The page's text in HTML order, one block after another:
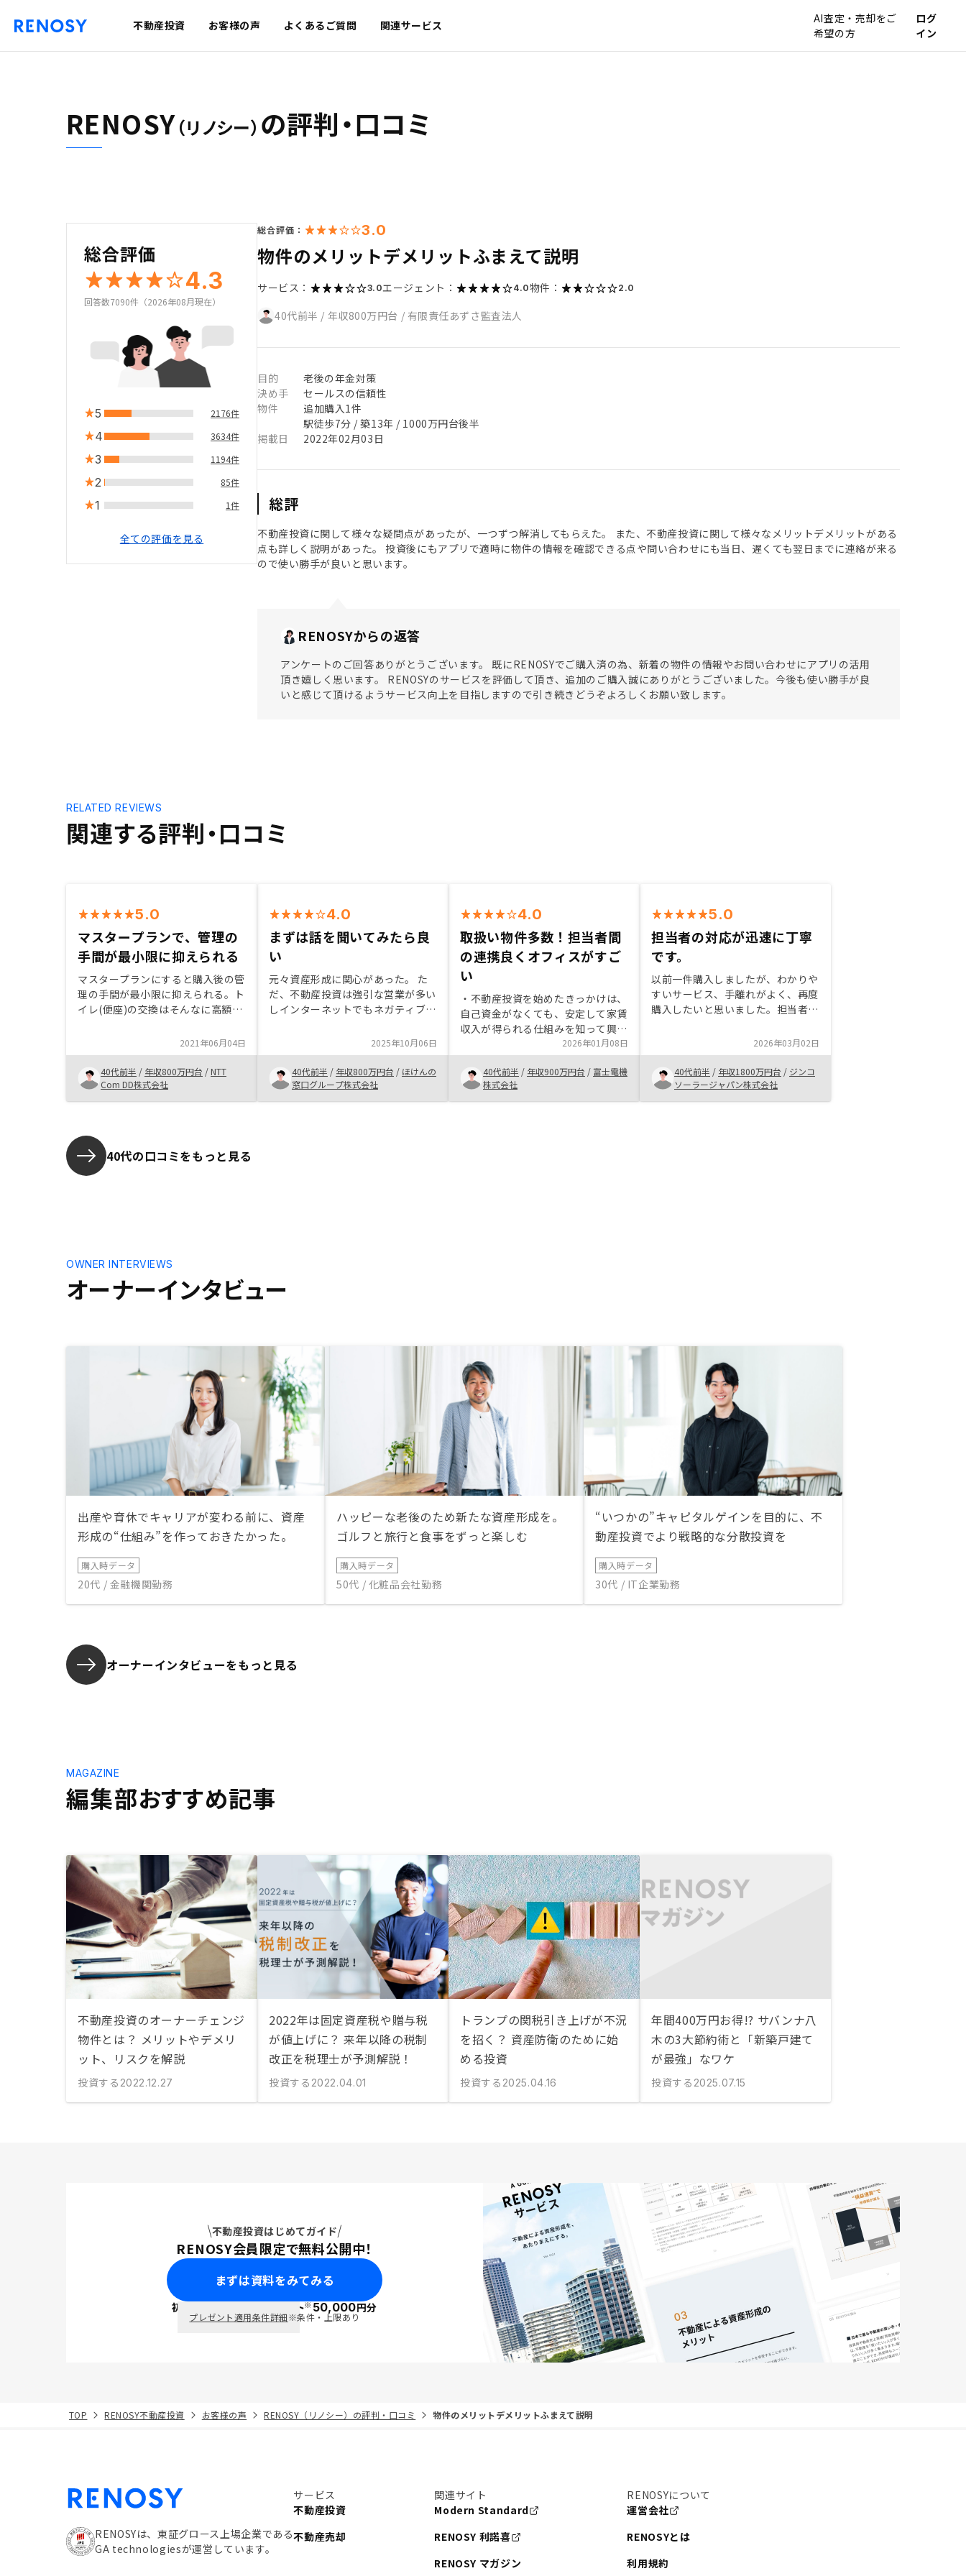
不動産投資 お客様の声 よくあるご質問 関連サービス
AI査定・売却をご
希望の方
ログ
イン
RENOSY（リノシー） の評判・口コミ
総合評価
4.3
回答数7090件（2026年08月現在）
5 2176件
4 3634件
3 1194件
2 85件
1 1件
全ての評価を見る
総合評価： 3.0
物件のメリットデメリットふまえて説明
サービス： 3.0エージェント： 4.0物件： 2.0
40代前半 / 年収800万円台 / 有限責任あずさ監査法人
目的
老後の年金対策
決め手
セールスの信頼性
物件
追加購入1件
駅徒歩7分 / 築13年 / 1000万円台後半
掲載日
2022年02月03日
総評
不動産投資に関して様々な疑問点があったが、一つずつ解消してもらえた。 また、不動産投資に関して様々なメリットデメリットがある
点も詳しく説明があった。 投資後にもアプリで適時に物件の情報を確認できる点や問い合わせにも当日、遅くても翌日までに連絡が来る
ので使い勝手が良いと思います。
RENOSYからの返答
アンケートのご回答ありがとうございます。 既にRENOSYでご購入済の為、新着の物件の情報やお問い合わせにアプリの活用
頂き嬉しく思います。 RENOSYのサービスを評価して頂き、追加のご購入誠にありがとうございました。今後も使い勝手が良
いと感じて頂けるようサービス向上を目指しますので引き続きどうぞよろしくお願い致します。
関連する評判・口コミ
RELATED REVIEWS
5.0
マスタープランで、管理の
手間が最小限に抑えられる
マスタープランにすると購入後の管
理の手間が最小限に抑えられる。ト
イレ(便座)の交換はそんなに高額で
2021年06月04日
40代前半 / 年収800万円台 /NTT
Com DD株式会社
4.0
まずは話を聞いてみたら良
い
元々資産形成に関心があった。 た
だ、不動産投資は強引な営業が多い
しインターネットでもネガティブな
今回は試しにリノシーの話を聞いて
みたら懸念していた点（特に空室リ
スク）を回避するプランがあるとわ
かったので安心できた。
2025年10月06日
40代前半 / 年収800万円台 / ほけんの
窓口グループ株式会社
4.0
取扱い物件多数！担当者間
の連携良くオフィスがすご
い
・不動産投資を始めたきっかけは、
自己資金がなくても、安定して家賃
収入が得られる仕組みを知って興味
がわいたため。また現在、不動産価
値が高まっているため、始めるなら
早いうちの方が良いと思ったため。
・RENOSYで決めた理由は、不動産
投資業界では物件数や売買実績が多
2026年01月08日
40代前半 / 年収900万円台 / 富士電機
株式会社
5.0
担当者の対応が迅速に丁寧
です。
以前一件購入しましたが、わかりや
すいサービス、手離れがよく、再度
購入したいと思いました。担当者の
た結果、契約を決めさせていただき
ました。 サービスの内容がよく、
キャンペーンなどもありました。
2026年03月02日
40代前半 / 年収1800万円台 / ジンコ
ソーラージャパン株式会社
40代の口コミをもっと見る
オーナーインタビュー
OWNER INTERVIEWS
出産や育休でキャリアが変わる前に、資産
形成の“仕組み”を作っておきたかった。
購入時データ
20代 / 金融機関勤務
ハッピーな老後のため新たな資産形成を。
ゴルフと旅行と食事をずっと楽しむ
購入時データ
50代 / 化粧品会社勤務
“いつかの”キャピタルゲインを目的に、不
動産投資でより戦略的な分散投資を
購入時データ
30代 / IT企業勤務
オーナーインタビューをもっと見る
編集部おすすめ記事
MAGAZINE
不動産投資のオーナーチェンジ
物件とは？ メリットやデメリ
ット、リスクを解説
投資する 2022.12.27
2022年は固定資産税や贈与税
が値上げに？ 来年以降の税制
改正を税理士が予測解説！
投資する 2022.04.01
トランプの関税引き上げが不況
を招く？ 資産防衛のために始
める投資
投資する 2025.04.16
年間400万円お得!? サバンナ八
木の3大節約術と「新築戸建て
が最強」なワケ
投資する 2025.07.15
不動産投資はじめてガイド
RENOSY会員限定で無料公開中！
まずは資料をみてみる
初回面談で ポイント※50,000円分
プレゼント適用条件詳細※条件・上限あり
TOP RENOSY不動産投資 お客様の声 RENOSY（リノシー）の評判・口コミ 物件のメリットデメリットふまえて説明
RENOSYは、東証グロース上場企業である
GA technologiesが運営しています。
サービス
不動産投資
不動産売却
関連サイト
Modern Standard
RENOSY 利諾喜
RENOSY マガジン
RENOSYについて
運営会社
RENOSYとは
利用規約